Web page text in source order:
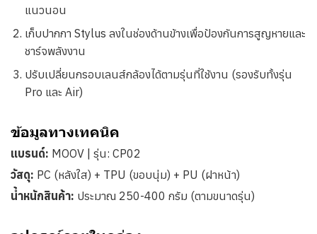
แนวนอน
เก็บปากกา Stylus ลงในช่องด้านข้างเพื่อป้องกันการสูญหายและ
ชาร์จพลังงาน
ปรับเปลี่ยนกรอบเลนส์กล้องได้ตามรุ่นที่ใช้งาน (รองรับทั้งรุ่น
Pro และ Air)
ข้อมูลทางเทคนิค
แบรนด์: MOOV | รุ่น: CP02
วัสดุ: PC (หลังใส) + TPU (ขอบนุ่ม) + PU (ฝาหน้า)
น้ำหนักสินค้า: ประมาณ 250-400 กรัม (ตามขนาดรุ่น)